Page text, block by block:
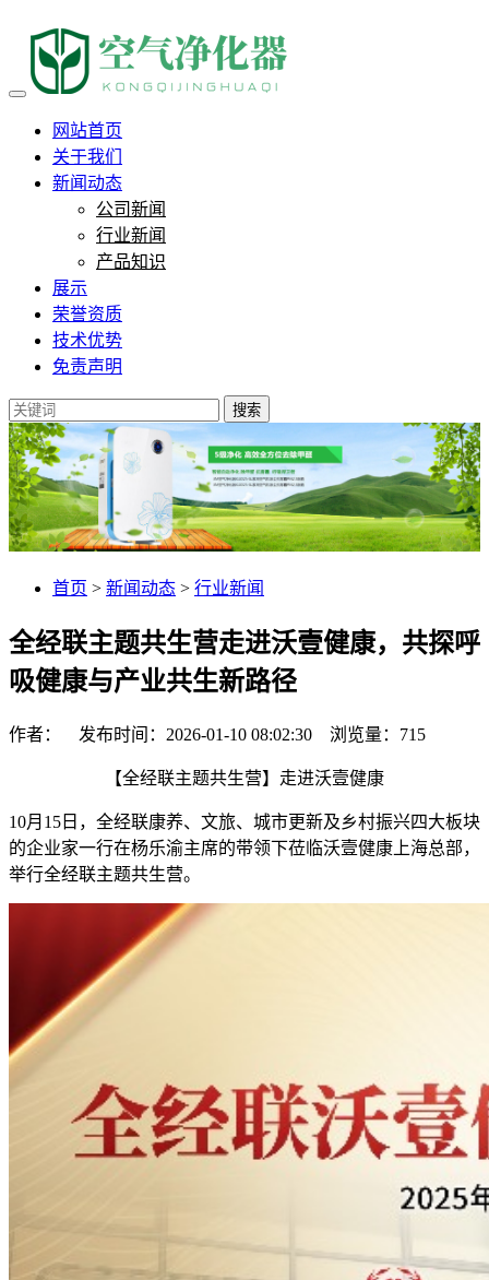
全经联主题共生营走进沃壹
网站首页
关于我们
新闻动态
公司新闻
行业新闻
产品知识
展示
荣誉资质
技术优势
免责声明
搜索
首页 > 新闻动态 > 行业新闻
全经联主题共生营走进沃壹健康，共探呼
吸健康与产业共生新路径
作者： 发布时间：2026-01-10 08:02:30 浏览量： 715
【全经联主题共生营】走进沃壹健康
10月15日，全经联康养、文旅、城市更新及乡村振兴四大板块
的企业家一行在杨乐渝主席的带领下莅临沃壹健康上海总部，
举行全经联主题共生营。